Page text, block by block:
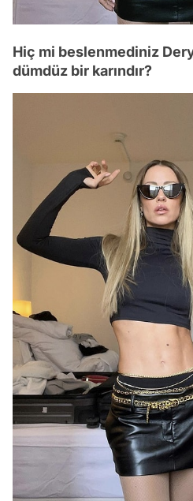
Hiç mi beslenmediniz
dümdüz bir karındır?